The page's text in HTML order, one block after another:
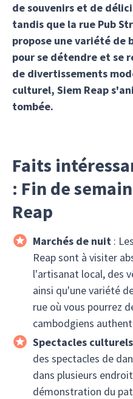
de souvenirs et de
tandis que la rue Pub
propose une variété de
pour se détendre et se
de divertissements
culturel, Siem Reap
tombée.
Faits
: Fin de
Reap
Marchés de nuit: Les
Reap sont à visiter
l'artisanat local, des
ainsi qu'une variété
rue où vous pourrez
cambodgiens
Spectacles culturels
des spectacles de
dans plusieurs
démonstration du